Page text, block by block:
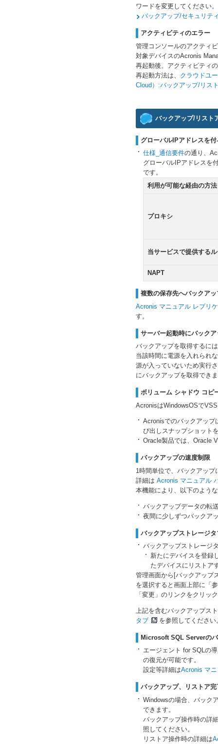
ワードを変更してください。
バックアップ/セキュリテ
アクティビティのエラー
管理コンソールのアクティ
対象デバイスのAcronis
再起動後、アクティビティ
再起動方法は、 クラウドユ
Cloud）:バックアップ/リス
バックアップ/リスト
グローバルIPアドレスを
仕様_通信要件の通り、
グローバルIPアドレスを
です。
利用が可能な経由の方法
プロキシ
当サービスで提供する
NAPT
複数の保存先へバックアッ
Acronis マニュアル レプリ
す。
サーバー起動時にバック
バックアップを取得するに
当該時間に電源を入れられ
源が入っていないため実行
にバックアップを取得でき
ボリューム シャドウ コピ
AcronisはWindowsOSで
Acronisでのバックアップ
び出しスナップショット
Oracle製品では、Oracle
バックアップの速度制限
1時間単位で、バックアッ
詳細は Acronis マニュアル
本機能により、以下のよう
バックアップデータの転
夜間に少しずつバックア
バックアップストレージ
バックアップストレージ
新たにデバイスを登録
たデバイスにリストア
管理画面から[バックアップ
を選択すると画面上部に「
「変更」のリンクをクリッ
上記を含むバックアップス
タブ
を参照してください
Microsoft SQL Serverの
エージェント for SQLの
の復元が可能です。
設定等詳細はAcronis マ
バックアップ、リストア
Windowsの場合、バック
できます。
バックアップ操作時の詳
照してください。
リストア操作時の詳細は